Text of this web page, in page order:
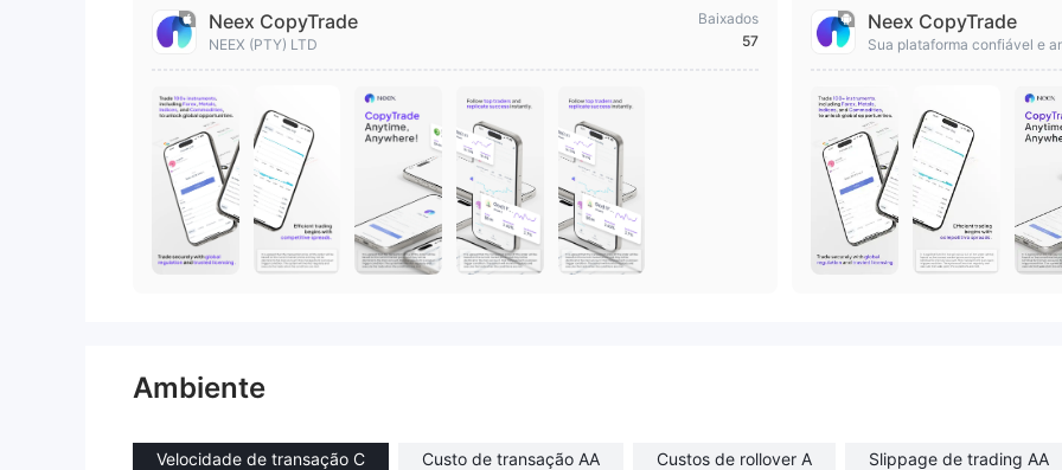
Neex CopyTrade
NEEX (PTY) LTD
Baixados
57
Neex CopyTrade
Sua plataforma confiável e
Ambiente
Velocidade de transação C Custo de transação AA Custos de rollover A Slippage de trading AA